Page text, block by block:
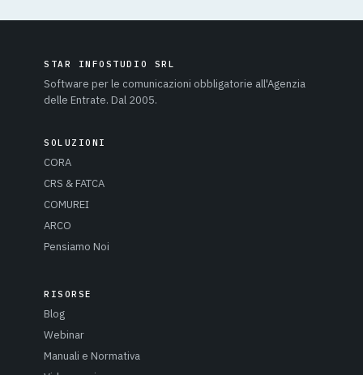
STAR INFOSTUDIO SRL
Software per le comunicazioni obbligatorie all'Agenzia
delle Entrate. Dal 2005.
SOLUZIONI
CORA
CRS & FATCA
COMUREI
ARCO
Pensiamo Noi
RISORSE
Blog
Webinar
Manuali e Normativa